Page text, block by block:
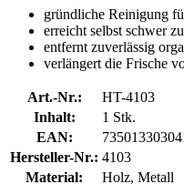
gründliche Reinigung
erreicht selbst schwer
entfernt zuverlässig
verlängert die Frische
Art.-Nr.:
HT-4103
Inhalt:
1 Stk.
EAN:
Hersteller-Nr.: 4103
Material:
Holz, Metall